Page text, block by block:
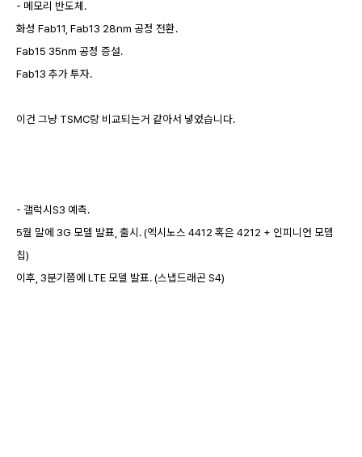
- 메모리 반도체.
화성 Fab11, Fab13 28nm 공정 전환.
Fab15 35nm 공정 증설.
Fab13 추가 투자.
이건 그냥 TSMC랑 비교되는거 같아서 넣었습니다.
- 갤럭시S3 예측.
5월 말에 3G 모델 발표, 출시. (엑시노스 4412 혹은 4212 + 인피니언 모뎀
칩)
이후, 3분기쯤에 LTE 모델 발표. (스냅드래곤 S4)